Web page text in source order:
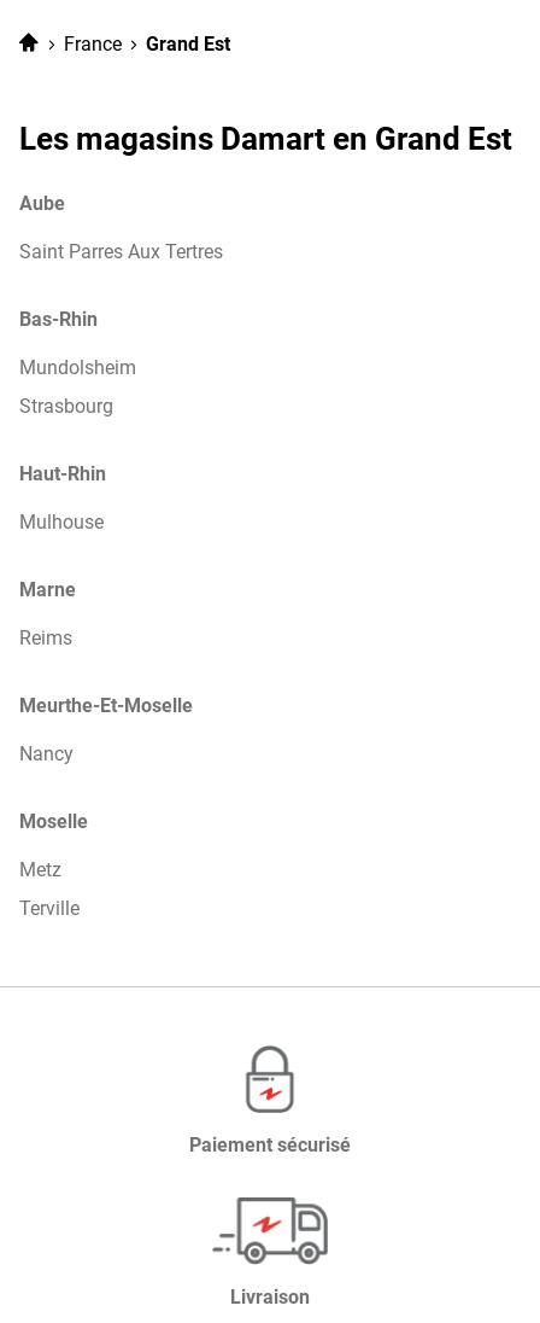
vente
Nancy
AccueilFrance Grand Est
Les magasins Damart en Grand Est
Aube
Saint Parres Aux Tertres
Bas-Rhin
Mundolsheim
Strasbourg
Haut-Rhin
Mulhouse
Marne
Reims
Meurthe-Et-Moselle
Nancy
Moselle
Metz
Terville
Paiement sécurisé
Livraison